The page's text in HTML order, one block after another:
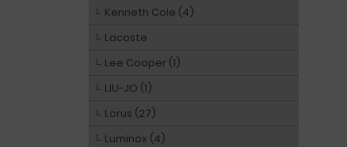
Kenneth Cole (4)
Lacoste
Lee Cooper (1)
LIU-JO (1)
Lorus (27)
Luminox (4)